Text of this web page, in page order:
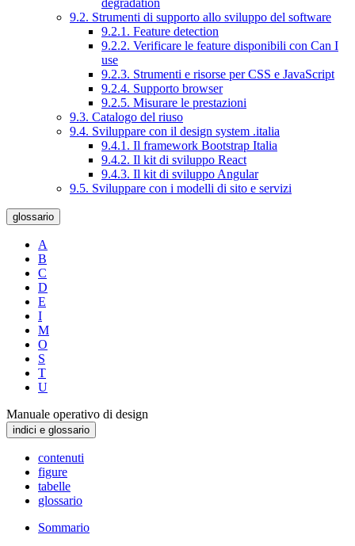
degradation
9.2. Strumenti di supporto allo sviluppo del software
9.2.1. Feature detection
9.2.2. Verificare le feature disponibili con Can I
use
9.2.3. Strumenti e risorse per CSS e JavaScript
9.2.4. Supporto browser
9.2.5. Misurare le prestazioni
9.3. Catalogo del riuso
9.4. Sviluppare con il design system .italia
9.4.1. Il framework Bootstrap Italia
9.4.2. Il kit di sviluppo React
9.4.3. Il kit di sviluppo Angular
9.5. Sviluppare con i modelli di sito e servizi
glossario
A
B
C
D
E
I
M
O
S
T
U
Manuale operativo di design
indici e glossario
contenuti
figure
tabelle
glossario
Sommario